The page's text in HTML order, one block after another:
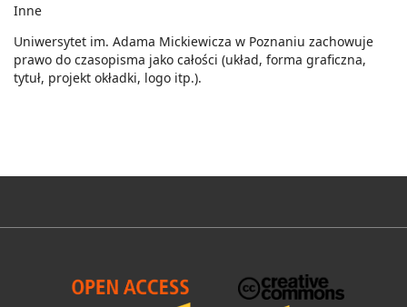
Inne
Uniwersytet im. Adama Mickiewicza w Poznaniu zachowuje
prawo do czasopisma jako całości (układ, forma graficzna,
tytuł, projekt okładki, logo itp.).